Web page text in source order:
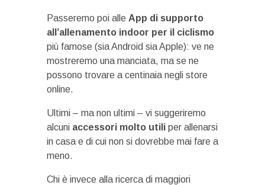
Passeremo poi alle App di supporto
all’allenamento indoor per il ciclismo
più famose (sia Android sia Apple): ve ne
mostreremo una manciata, ma se ne
possono trovare a centinaia negli store
online.
Ultimi – ma non ultimi – vi suggeriremo
alcuni accessori molto utili per allenarsi
in casa e di cui non si dovrebbe mai fare a
meno.
Chi è invece alla ricerca di maggiori